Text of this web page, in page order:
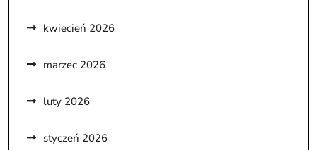
kwiecień 2026
marzec 2026
luty 2026
styczeń 2026